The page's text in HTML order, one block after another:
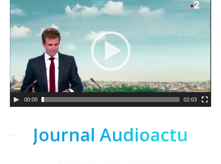
vidéo
00:00 02:03
Journal Audioactu